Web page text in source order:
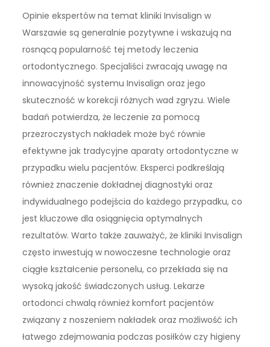
Opinie ekspertów na temat kliniki Invisalign w
Warszawie są generalnie pozytywne i wskazują na
rosnącą popularność tej metody leczenia
ortodontycznego. Specjaliści zwracają uwagę na
innowacyjność systemu Invisalign oraz jego
skuteczność w korekcji różnych wad zgryzu. Wiele
badań potwierdza, że leczenie za pomocą
przezroczystych nakładek może być równie
efektywne jak tradycyjne aparaty ortodontyczne w
przypadku wielu pacjentów. Eksperci podkreślają
również znaczenie dokładnej diagnostyki oraz
indywidualnego podejścia do każdego przypadku, co
jest kluczowe dla osiągnięcia optymalnych
rezultatów. Warto także zauważyć, że kliniki Invisalign
często inwestują w nowoczesne technologie oraz
ciągłe kształcenie personelu, co przekłada się na
wysoką jakość świadczonych usług. Lekarze
ortodonci chwalą również komfort pacjentów
związany z noszeniem nakładek oraz możliwość ich
łatwego zdejmowania podczas posiłków czy higieny